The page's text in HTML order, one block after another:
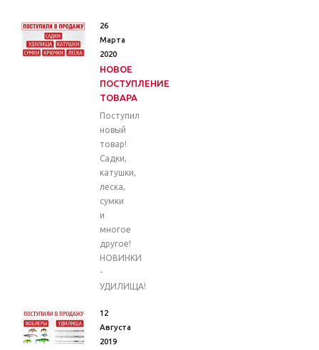
26
Марта
2020
НОВОЕ
ПОСТУПЛЕНИЕ
ТОВАРА
Поступил
новый
товар!
Садки,
катушки,
леска,
сумки
и
многое
другое!
НОВИНКИ
-
УДИЛИЩА!
12
Августа
2019